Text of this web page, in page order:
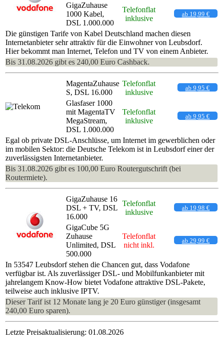
GigaZuhause
1000 Kabel,
DSL 1.000.000
Telefonflat
inklusive
ab 19,99 €
Die günstigen Tarife von Kabel Deutschland machen diesen
Internetanbieter sehr attraktiv für die Einwohner von Leubsdorf.
Hier bekommt man Internet, Telefon und TV von einem Anbieter.
Bis 31.08.2026 gibt es 240,00 Euro Cashback.
MagentaZuhause
S, DSL 16.000
Telefonflat
inklusive
ab 9,95 €
Glasfaser 1000
mit MagentaTV
MegaStream,
DSL 1.000.000
Telefonflat
inklusive
ab 9,95 €
Egal ob private DSL-Anschlüsse, um Internet im gewerblichen oder
im mobilen Sektor: die Deutsche Telekom ist in Leubsdorf einer der
zuverlässigsten Internetanbieter.
Bis 31.08.2026 gibt es 100,00 Euro Routergutschrift (bei
Routermiete).
GigaZuhause 16
DSL + TV, DSL
16.000
Telefonflat
inklusive
ab 19,98 €
GigaCube 5G
Zuhause
Unlimited, DSL
500.000
Telefonflat
nicht inkl.
ab 29,99 €
In 53547 Leubsdorf stehen die Chancen gut, dass Vodafone
verfügbar ist. Als zuverlässiger DSL- und Mobilfunkanbieter mit
jahrelangem Know-How bietet Vodafone attraktive DSL-Pakete,
teilweise auch inklusive IPTV.
Dieser Tarif ist 12 Monate lang je 20 Euro günstiger (insgesamt
240,00 Euro sparen).
Letzte Preisaktualisierung: 01.08.2026